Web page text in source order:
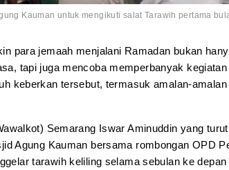
Kauman untuk mengikuti salat Tarawih pertama
para jemaah menjalani Ramadan bukan
tapi juga mencoba memperbanyak kegiatan
keberkan tersebut, termasuk amalan-
Semarang Iswar Aminuddin yang turut
Agung Kauman bersama rombongan OPD
tarawih keliling selama sebulan ke depan